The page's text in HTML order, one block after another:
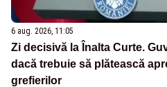
6 aug. 2026, 11:05
Zi decisivă la Înalta Curte.
dacă trebuie să plătească
grefierilor